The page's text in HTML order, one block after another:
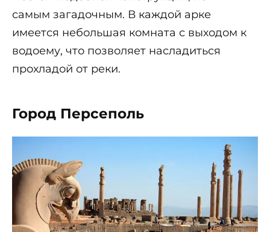
самым загадочным. В каждой арке
имеется небольшая комната с выходом к
водоему, что позволяет насладиться
прохладой от реки.
Город Персеполь